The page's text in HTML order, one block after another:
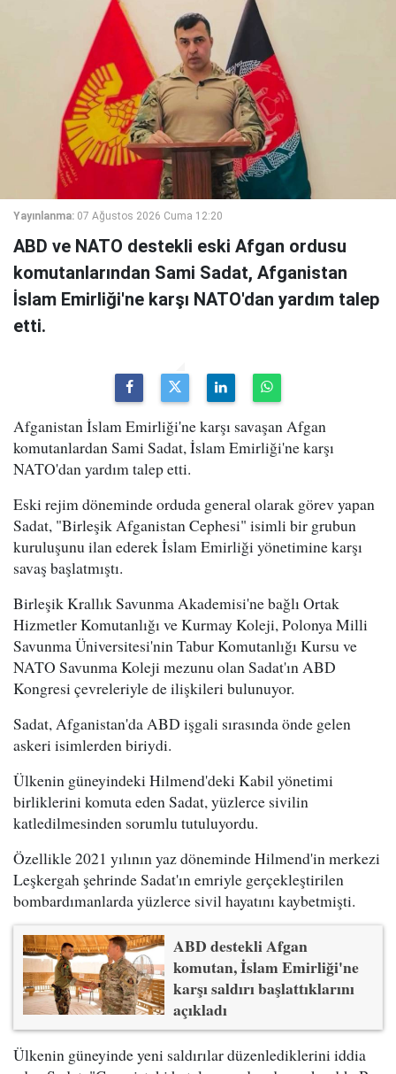
Yayınlanma: 07 Ağustos 2026 Cuma 12:20
ABD ve NATO destekli eski Afgan ordusu
komutanlarından Sami Sadat, Afganistan
İslam Emirliği'ne karşı NATO'dan yardım talep
etti.
Afganistan İslam Emirliği'ne karşı savaşan Afgan
komutanlardan Sami Sadat, İslam Emirliği'ne karşı
NATO'dan yardım talep etti.
Eski rejim döneminde orduda general olarak görev yapan
Sadat, "Birleşik Afganistan Cephesi" isimli bir grubun
kuruluşunu ilan ederek İslam Emirliği yönetimine karşı
savaş başlatmıştı.
Birleşik Krallık Savunma Akademisi'ne bağlı Ortak
Hizmetler Komutanlığı ve Kurmay Koleji, Polonya Milli
Savunma Üniversitesi'nin Tabur Komutanlığı Kursu ve
NATO Savunma Koleji mezunu olan Sadat'ın ABD
Kongresi çevreleriyle de ilişkileri bulunuyor.
Sadat, Afganistan'da ABD işgali sırasında önde gelen
askeri isimlerden biriydi.
Ülkenin güneyindeki Hilmend'deki Kabil yönetimi
birliklerini komuta eden Sadat, yüzlerce sivilin
katledilmesinden sorumlu tutuluyordu.
Özellikle 2021 yılının yaz döneminde Hilmend'in merkezi
Leşkergah şehrinde Sadat'ın emriyle gerçekleştirilen
bombardımanlarda yüzlerce sivil hayatını kaybetmişti.
ABD destekli Afgan
komutan, İslam Emirliği'ne
karşı saldırı başlattıklarını
açıkladı
Ülkenin güneyinde yeni saldırılar düzenlediklerini iddia